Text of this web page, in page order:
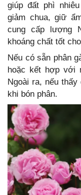
giúp đất phì
giảm chua, giữ
cung cấp lượng
khoáng chất tốt
Nếu có sẵn phân
hoặc kết hợp với
Ngoài ra, nếu
khi bón phân.